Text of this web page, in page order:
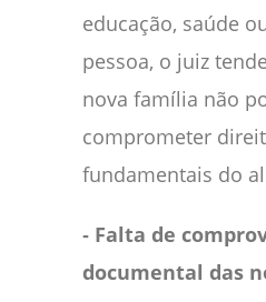
educação, saúde
pessoa, o juiz
nova família não
comprometer
fundamentais do
‑ Falta de
documental das